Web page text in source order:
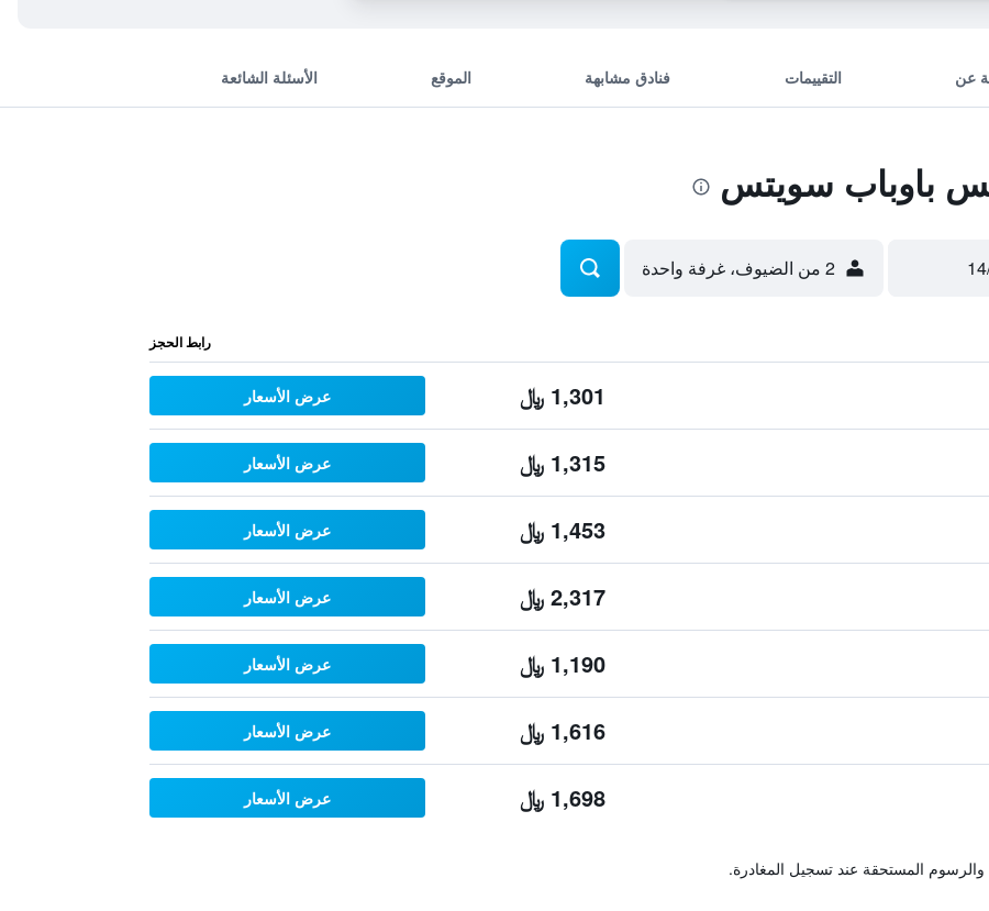
عن التقييمات فنادق مشابهة الموقع الأسئلة الشائعة
باوباب سويتس
2 من الضيوف، غرفة واحدة
رابط الحجز
1,301 ﷼ عرض الأسعار
1,315 ﷼ عرض الأسعار
1,453 ﷼ عرض الأسعار
2,317 ﷼ عرض الأسعار
1,190 ﷼ عرض الأسعار
1,616 ﷼ عرض الأسعار
1,698 ﷼ عرض الأسعار
المستحقة عند تسجيل المغادرة.